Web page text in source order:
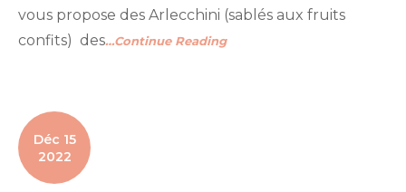
vous propose des Arlecchini (sablés aux fruits
confits) des…Continue Reading
Déc 15
2022